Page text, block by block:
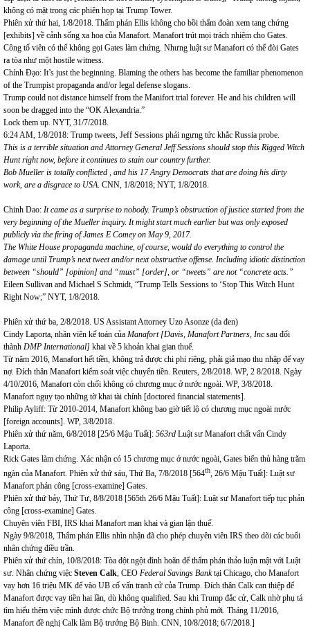
không có mặt trong các phiên họp tại Trump Tower.
Phiên xử thứ hai, 1/8/2018. Thẩm phán Ellis không cho bồi thẩm đoàn xem tang chứng
[exhibits] về cảnh sống xa hoa của Manafort. Manafort trút mọi trách nhiệm cho Gates.
Công tố viên có thể không gọi Gates làm chứng. Nhưng luật sư Manafort có thể đòi Gates
ra tòa như một hostile witness.
Chính Đạo: It’s just the beginning. Blaming the others has become the familiar phenomenon
of the Trumpist propaganda and/or legal defense slogans.
Trump could not distance himself from the Manifort trial forever. He and his children will
soon be dragged into the “OK Alexandria.”
Lock them up. NYT, 31/7/2018.
6:24 AM, 1/8/2018: Trump tweets, Jeff Sessions phải ngưng tức khắc Russia probe.
This is a terrible situation and Attorney General Jeff Sessions should stop this Rigged Witch
Hunt right now, before it continues to stain our country further.
Bob Mueller is totally conflicted , and his 17 Angry Democrats that are doing his dirty
work, are a disgrace to USA. CNN, 1/8/2018; NYT, 1/8/2018.
Chinh Dao: It came as a surprise to nobody. Trump’s obstruction of justice started from the
very beginning of the Mueller inquiry. It might start much earlier but was only exposed
publicly via the firing of James E Comey on May 9, 2017.
The White House propaganda machine, of course, would do everything to control the
damage until Trump’s next tweet and/or next obstructive offense. Including idiotic distinction
between “should” [opinion] and “must” [order], or “tweets” are not “concrete acts.”
Eileen Sullivan and Michael S Schmidt, “Trump Tells Sessions to ‘Stop This Witch Hunt
Right Now;” NYT, 1/8/2018.
Phiên xử thứ ba, 2/8/2018. US Assistant Attorney Uzo Asonze (da đen)
Cindy Laporta, nhân viên kế toán của Manafort [Davis, Manafort Partners, Incsau đổi
thành DMP International] khai về 5 khoản khai gian thuế.
Từ năm 2016, Manafort hết tiền, không trả được chi phí riêng, phải giả mạo thu nhập để vay
nợ. Đích thân Manafort kiểm soát việc chuyển tiền. Reuters, 2/8/2018. WP, 2 8/2018. Ngày
4/10/2016, Manafort còn chối không có chương mục ở nước ngoài. WP, 3/8/2018.
Manafort ngụy tạo những tờ khai tài chính [doctored financial statements].
Philip Ayliff: Từ 2010-2014, Manafort không bao giờ tiết lộ có chương mục ngoài nước
[foreign accounts]. WP, 3/8/2018.
Phiên xử thứ năm, 6/8/2018 [25/6 Mậu Tuất]: 563rd Luật sư Manafort chất vấn Cindy
Laporta.
Rick Gates làm chứng. Xác nhận có 15 chương mục ớ nước ngoài, Gates biển thủ hàng trăm
ngàn của Manafort. Phiên xử thứ sáu, Thứ Ba, 7/8/2018 [564th , 26/6 Mậu Tuất]: Luật sư
Manafort phản công [cross-examine] Gates.
Phiên xử thứ bảy, Thứ Tư, 8/8/2018 [565th 26/6 Mậu Tuất]: Luật sư Manafort tiếp tục phản
công [cross-examine] Gates.
Chuyên viên FBI, IRS khai Manafort man khai và gian lận thuế.
Ngày 9/8/2018, Thẩm phán Ellis nhìn nhận đã cho phép chuyên viên IRS theo dõi các buổi
nhân chứng điều trần.
Phiên xử thứ chín, 10/8/2018: Tòa đột ngột đình hoãn để thẩm phán thảo luận mật với Luật
sư. Nhân chứng việc Steven Calk , CEO Federal Savings Banktại Chicago, cho Manafort
vay hơn 16 triệu MK để vào UB cố vấn tranh cử của Trump. Đích thân Calk can thiệp để
Manafort được vay tiền hai lần, dù không qualified. Sau khi Trump đắc cử, Calk nhờ phụ tá
tìm hiểu thêm việc mình được chức Bộ trưởng trong chính phủ mới. Tháng 11/2016,
Manafort đề nghị Calk làm Bộ trưởng Bộ Binh. CNN, 10/8/2018; 6/7/2018.]